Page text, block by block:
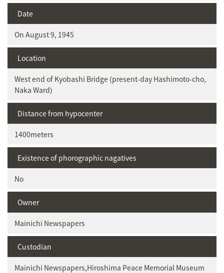
Date
On August 9, 1945
Location
West end of Kyobashi Bridge (present-day Hashimoto-cho,
Naka Ward)
Distance from hypocenter
1400meters
Existence of phorographic nagatives
No
Owner
Mainichi Newspapers
Custodian
Mainichi Newspapers,Hiroshima Peace Memorial Museum